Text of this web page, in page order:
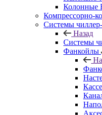
Колонные
Компрессорно-
Системы
Назад
Системы
Фанкойлы